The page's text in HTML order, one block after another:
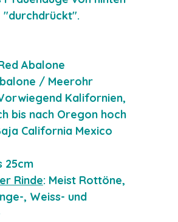
"durchdrückt".
Abalone
/ Meerohr
Kalifornien,
bis nach Oregon hoch
California Mexico
25cm
Rinde: Meist Rottöne,
, Weiss- und